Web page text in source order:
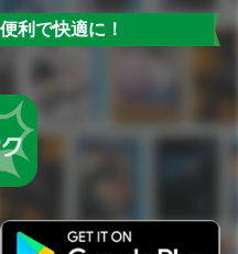
利で快適に！